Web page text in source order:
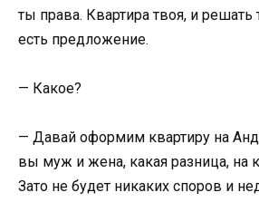
ты права. Квартира твоя, и решать
есть предложение.
— Какое?
— Давай оформим квартиру на
вы муж и жена, какая разница, на
Зато не будет никаких споров и